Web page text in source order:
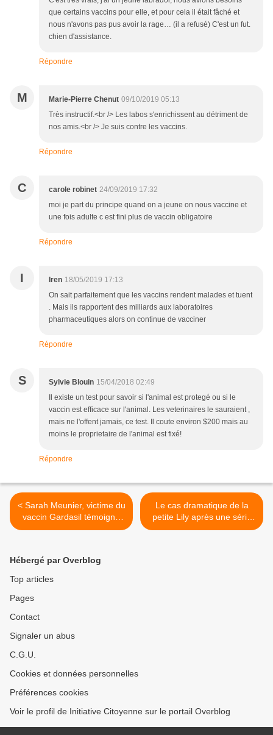
que certains vaccins pour elle, et pour cela il était fâché et
nous n'avons pas pus avoir la rage… (il a refusé) C'est un fut.
chien d'assistance.
Répondre
M Marie-Pierre Chenut 09/10/2019 05:13
Très instructif.<br /> Les labos s'enrichissent au détriment de
nos amis.<br /> Je suis contre les vaccins.
Répondre
C carole robinet 24/09/2019 17:32
moi je part du principe quand on a jeune on nous vaccine et
une fois adulte c est fini plus de vaccin obligatoire
Répondre
I Iren 18/05/2019 17:13
On sait parfaitement que les vaccins rendent malades et tuent
. Mais ils rapportent des milliards aux laboratoires
pharmaceutiques alors on continue de vacciner
Répondre
S Sylvie Blouin 15/04/2018 02:49
Il existe un test pour savoir si l'animal est protegé ou si le
vaccin est efficace sur l'animal. Les veterinaires le sauraient ,
mais ne l'offent jamais, ce test. Il coute environ $200 mais au
moins le proprietaire de l'animal est fixé!
Répondre
< Sarah Meunier, victime du
vaccin Gardasil témoigne
au profit de la santé
Le cas dramatique de la
petite Lily après une série
de vaccins >
Hébergé par Overblog
Top articles
Pages
Contact
Signaler un abus
C.G.U.
Cookies et données personnelles
Préférences cookies
Voir le profil de Initiative Citoyenne sur le portail Overblog